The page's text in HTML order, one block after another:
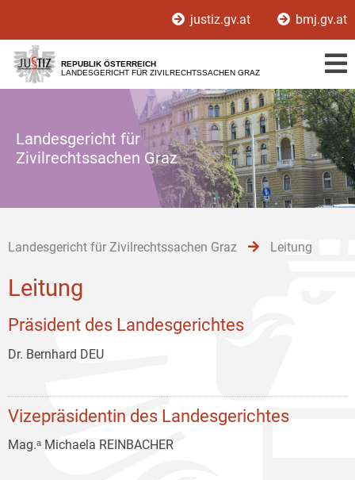
[1]
[2]
[3]
justiz.gv.at bmj.gv.at
REPUBLIK ÖSTERREICH
LANDESGERICHT FÜR ZIVILRECHTSSACHEN GRAZ
Landesgericht für
Zivilrechtssachen Graz
Landesgericht für Zivilrechtssachen Graz Leitung
Leitung
Präsident des Landesgerichtes
Dr. Bernhard DEU
Vizepräsidentin des Landesgerichtes
Mag.ᵃ Michaela REINBACHER